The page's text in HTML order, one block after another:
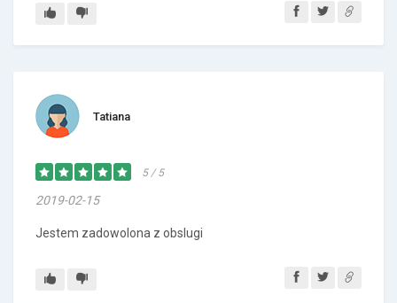
Tatiana
5 / 5
2019-02-15
Jestem zadowolona z obslugi